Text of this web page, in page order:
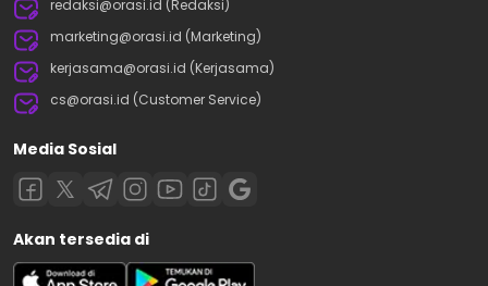
redaksi@orasi.id (Redaksi)
marketing@orasi.id (Marketing)
kerjasama@orasi.id (Kerjasama)
cs@orasi.id (Customer Service)
Media Sosial
Akan tersedia di